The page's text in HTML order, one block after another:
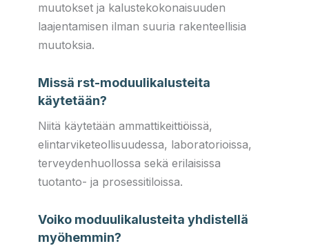
muutokset ja kalustekokonaisuuden
laajentamisen ilman suuria rakenteellisia
muutoksia.
Missä rst-moduulikalusteita
käytetään?
Niitä käytetään ammattikeittiöissä,
elintarviketeollisuudessa, laboratorioissa,
terveydenhuollossa sekä erilaisissa
tuotanto- ja prosessitiloissa.
Voiko moduulikalusteita yhdistellä
myöhemmin?